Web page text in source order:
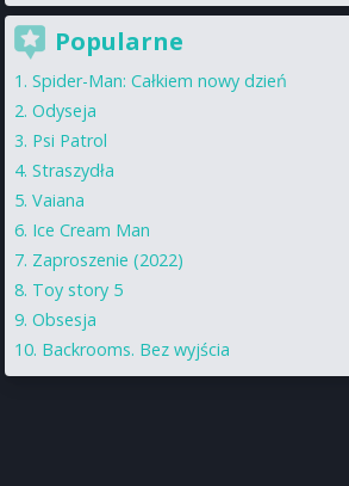
Popularne
Spider-Man: Całkiem nowy dzień
Odyseja
Psi Patrol
Straszydła
Vaiana
Ice Cream Man
Zaproszenie (2022)
Toy story 5
Obsesja
Backrooms. Bez wyjścia